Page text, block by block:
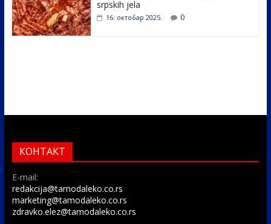
srpskih jela
16. октобар 2025. 0
КОНТАКТ
E-mail:
redakcija@tamodaleko.co.rs
marketing@tamodaleko.co.rs
zdravko.elez@tamodaleko.co.rs